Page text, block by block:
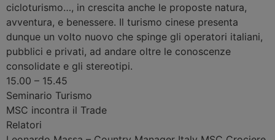
cicloturismo…, in crescita anche le proposte natura,
avventura, e benessere. Il turismo cinese presenta
dunque un volto nuovo che spinge gli operatori italiani,
pubblici e privati, ad andare oltre le conoscenze
consolidate e gli stereotipi.
15.00 – 15.45
Seminario Turismo
MSC incontra il Trade
Relatori